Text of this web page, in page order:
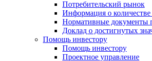
Потребительский рынок
Информация о количестве
Нормативные документы
Доклад о достигнутых
Помощь инвестору
Помощь инвестору
Проектное управление